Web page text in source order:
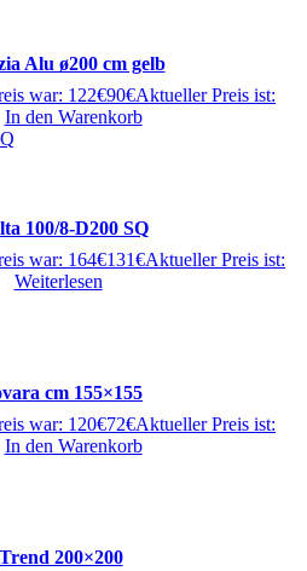
Alu ø200 cm gelb
war: 122€90€Aktueller Preis ist:
In den Warenkorb
100/8-D200 SQ
war: 164€131€Aktueller Preis ist:
Weiterlesen
cm 155×155
war: 120€72€Aktueller Preis ist:
In den Warenkorb
Trend 200×200